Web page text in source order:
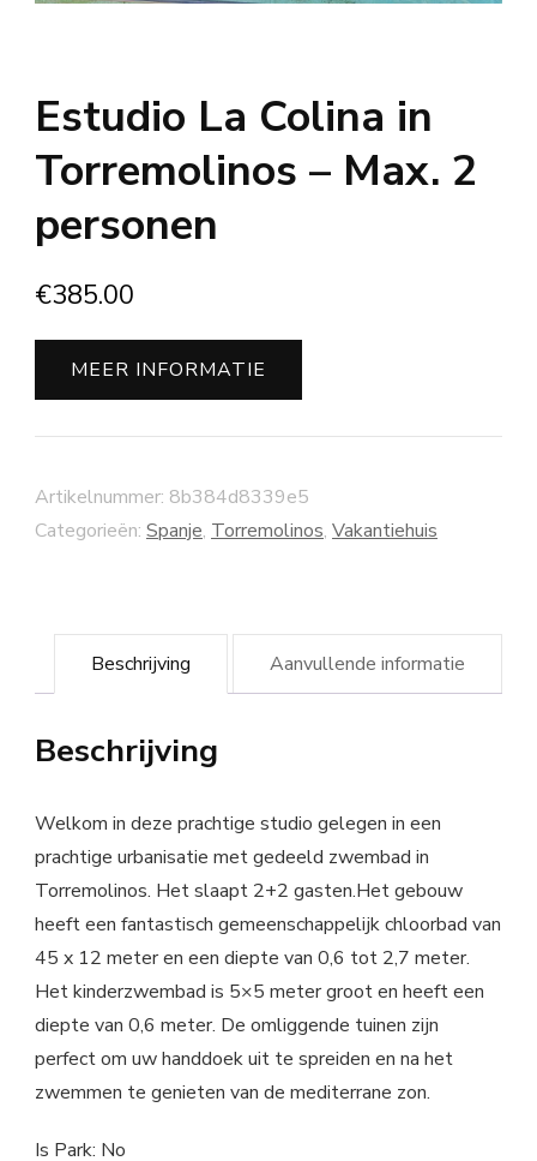
Estudio La Colina in
Torremolinos – Max. 2
personen
€385.00
MEER INFORMATIE
Artikelnummer: 8b384d8339e5
Categorieën: Spanje, Torremolinos, Vakantiehuis
Beschrijving Aanvullende informatie
Beschrijving
Welkom in deze prachtige studio gelegen in een
prachtige urbanisatie met gedeeld zwembad in
Torremolinos. Het slaapt 2+2 gasten.Het gebouw
heeft een fantastisch gemeenschappelijk chloorbad van
45 x 12 meter en een diepte van 0,6 tot 2,7 meter.
Het kinderzwembad is 5×5 meter groot en heeft een
diepte van 0,6 meter. De omliggende tuinen zijn
perfect om uw handdoek uit te spreiden en na het
zwemmen te genieten van de mediterrane zon.
Is Park: No